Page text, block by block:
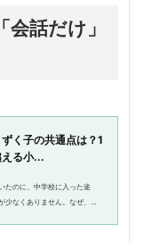
話だけ」
く子の共通点は？1
る小...
たのに、中学校に入った途
少なくありません。なぜ、多